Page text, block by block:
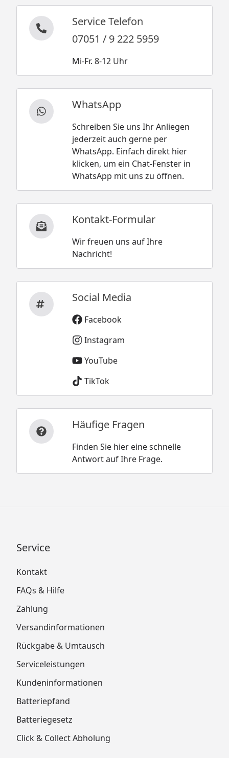
Service Telefon
07051 / 9 222 5959
Mi-Fr. 8-12 Uhr
WhatsApp
Schreiben Sie uns Ihr Anliegen
jederzeit auch gerne per
WhatsApp. Einfach direkt hier
klicken, um ein Chat-Fenster in
WhatsApp mit uns zu öffnen.
Kontakt-Formular
Wir freuen uns auf Ihre
Nachricht!
Social Media
Facebook
Instagram
YouTube
TikTok
Häufige Fragen
Finden Sie hier eine schnelle
Antwort auf Ihre Frage.
Service
Kontakt
FAQs & Hilfe
Zahlung
Versandinformationen
Rückgabe & Umtausch
Serviceleistungen
Kundeninformationen
Batteriepfand
Batteriegesetz
Click & Collect Abholung